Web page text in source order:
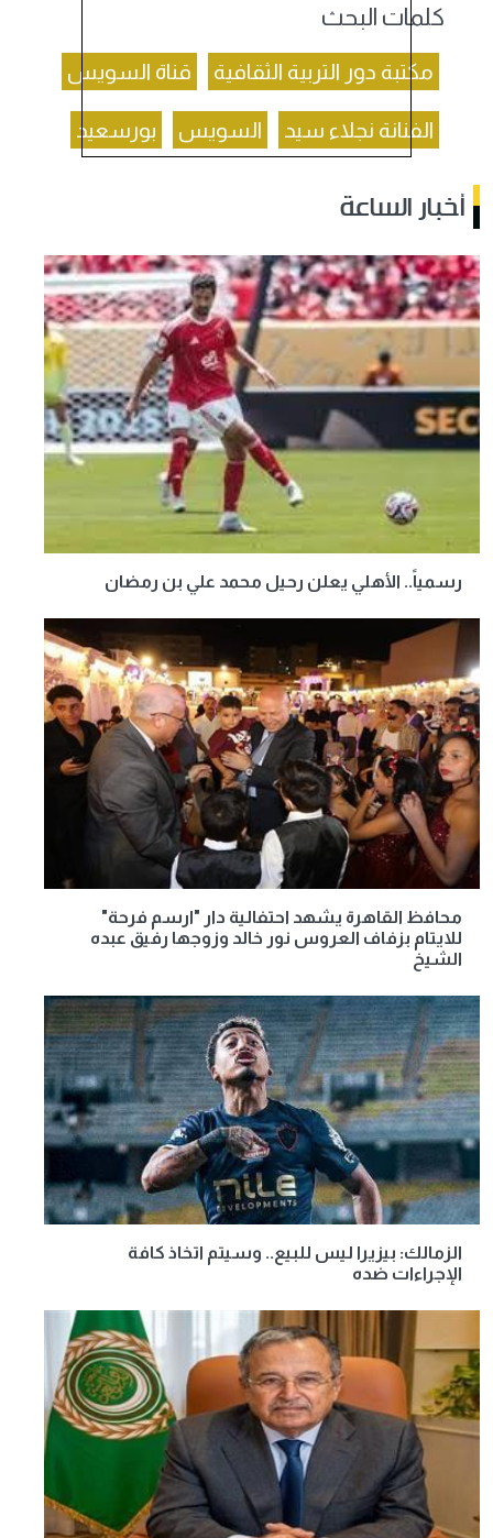
كلمات البحث
مكتبة دور التربية الثقافية قناة السويس
الفنانة نجلاء سيد السويس بورسعيد
أخبار الساعة
رسمياً.. الأهلي يعلن رحيل محمد علي بن رمضان
محافظ القاهرة يشهد احتفالية دار "ارسم فرحة"
للايتام بزفاف العروس نور خالد وزوجها رفيق عبده
الشيخ
الزمالك: بيزيرا ليس للبيع.. وسيتم اتخاذ كافة
الإجراءات ضده